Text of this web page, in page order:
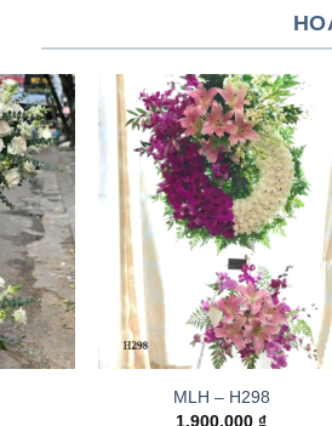
MLH – H298
1.900.000₫